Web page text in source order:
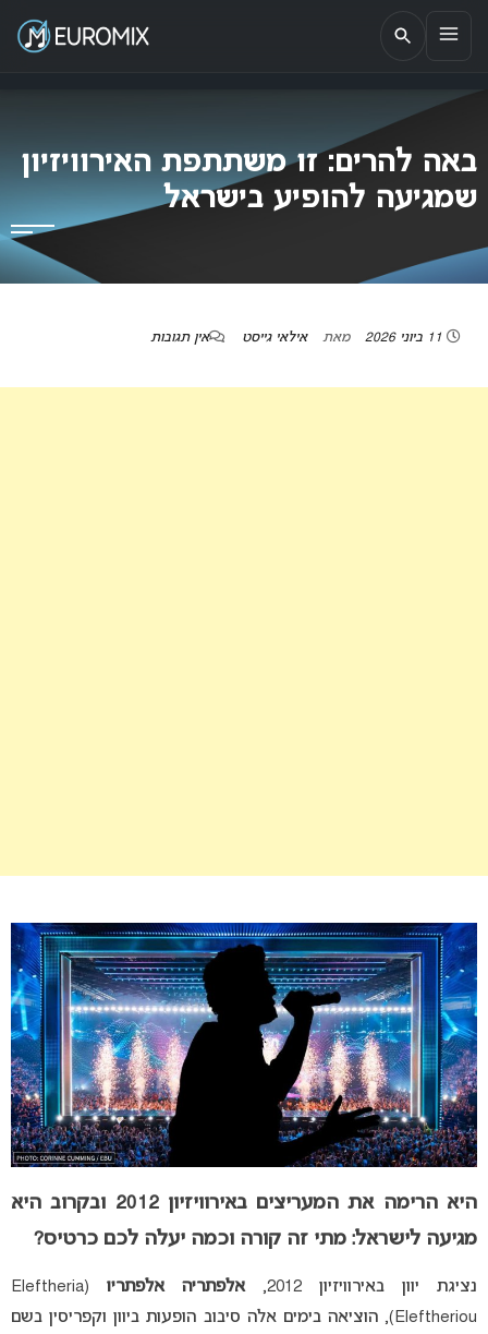
EUROMIX
אתר הבית של האירוויזיון בישראל
באה להרים: זו משתתפת האירוויזיון
שמגיעה להופיע בישראל
מאת אילאי גייסט אין תגובות
היא הרימה את המעריצים באירוויזיון 2012 ובקרוב היא
מגיעה לישראל: מתי זה קורה וכמה יעלה לכם כרטיס?
נציגת יוון באירוויזיון 2012, אלפתריה אלפתריו
(Eleftheria
Eleftheriou), הוציאה בימים אלה סיבוב הופעות ביוון וקפריסין בשם